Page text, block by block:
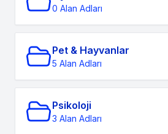
0 Alan Adları
Pet & Hayvanlar
5 Alan Adları
Psikoloji
3 Alan Adları